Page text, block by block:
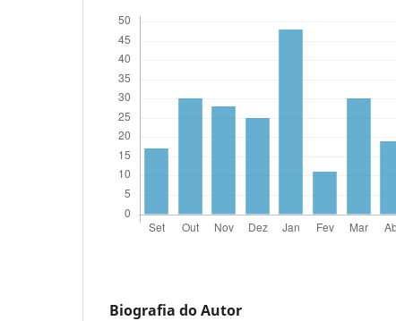
Biografia do Autor